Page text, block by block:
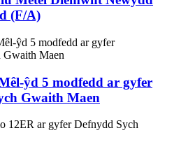
(F/A)
ŷd 5 modfedd ar gyfer
Gwaith Maen